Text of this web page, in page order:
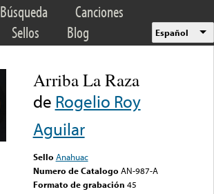
Búsqueda
Canciones
Sellos Blog Español
Arriba La Raza
de Rogelio Roy
Aguilar
Sello Anahuac
Numero de Catalogo AN-987-A
Formato de grabación 45